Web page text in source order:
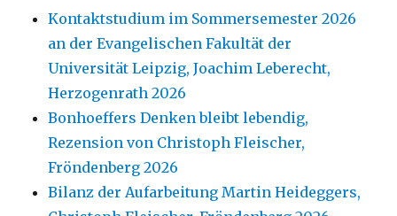
Kontaktstudium im Sommersemester 2026
an der Evangelischen Fakultät der
Universität Leipzig, Joachim Leberecht,
Herzogenrath 2026
Bonhoeffers Denken bleibt lebendig,
Rezension von Christoph Fleischer,
Fröndenberg 2026
Bilanz der Aufarbeitung Martin Heideggers,